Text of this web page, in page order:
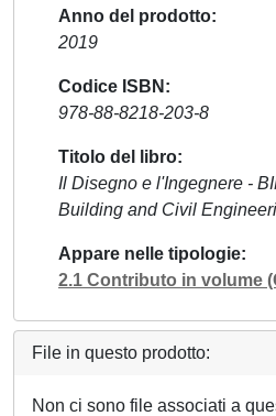
Anno del prodotto
2019
Codice ISBN
978-88-8218-203-8
Titolo del libro
Il Disegno e l'Ingegnere -
Building and Civil
Appare nelle tipologie
2.1 Contributo in volume
File in questo prodotto:
Non ci sono file associati a